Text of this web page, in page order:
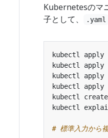
Kubernetesのマ
子として、
.yaml
kubectl
kubectl
kubectl
kubectl
# 標準入力から